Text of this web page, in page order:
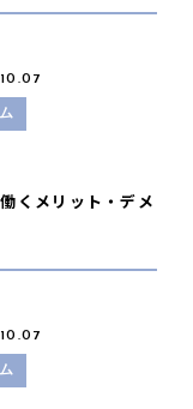
くメリット・デメ